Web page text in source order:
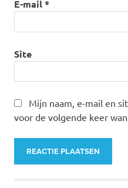
E-mail*
Site
Mijn naam, e-mail en
voor de volgende keer